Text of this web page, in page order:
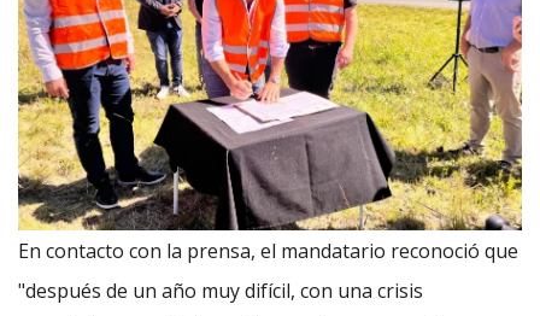
En contacto con la prensa, el mandatario reconoció que
"después de un año muy difícil, con una crisis